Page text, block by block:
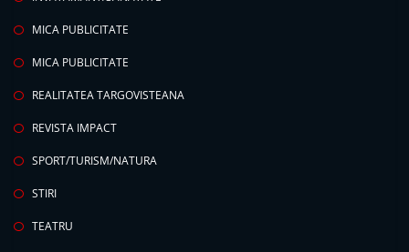
MICA PUBLICITATE
MICA PUBLICITATE
REALITATEA TARGOVISTEANA
REVISTA IMPACT
SPORT/TURISM/NATURA
STIRI
TEATRU